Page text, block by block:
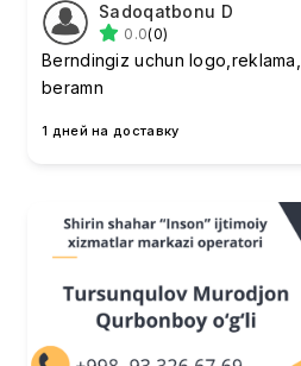
Sadoqatbonu D
0.0(0)
Berndingiz uchun
beramn
1 дней на доставку